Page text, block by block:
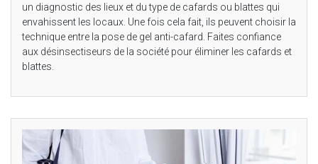
un diagnostic des lieux et du type de cafards ou blattes qui
envahissent les locaux. Une fois cela fait, ils peuvent choisir la
technique entre la pose de gel anti-cafard. Faites confiance
aux désinsectiseurs de la société pour éliminer les cafards et
blattes.